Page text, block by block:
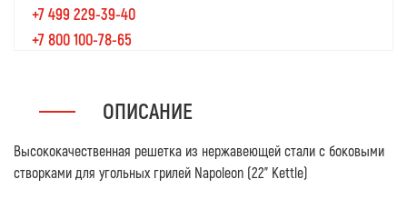
+7 499 229-39-40
+7 800 100-78-65
ОПИСАНИЕ
Высококачественная решетка из нержавеющей стали c боковыми
створками для угольных грилей Napoleon (22" Kettle)